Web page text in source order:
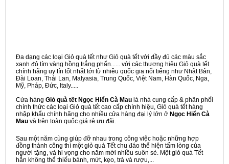
Đa dạng các loại Giỏ quà tết như Giỏ quà tết với đầy đủ các màu sắc
xanh đỏ tím vàng hồng trắng phấn...... với các thương hiệu Giỏ quà tết
chính hãng uy tín tốt nhất tới từ nhiều quốc gia nổi tiếng như Nhật Bản,
Đài Loan, Thái Lan, Malyasia, Trung Quốc, Việt Nam, Hàn Quốc, Nga,
Mỹ, Pháp, Đức, Italy.....
Cửa hàng Giỏ quà tết Ngọc Hiển Cà Mau là nhà cung cấp & phân phối
chính thức các loại Giỏ quà tết cao cấp chính hiệu, Giỏ quà tết hàng
nhập khẩu chính hãng cho nhiều cửa hàng đại lý lớn ở Ngọc Hiển Cà
Mau và trên toàn quốc giá rẻ ưu đãi.
Sau một năm cùng giúp đỡ nhau trong công việc hoặc những hợp
đồng thành công thì một giỏ quà Tết chu đáo thể hiện tấm lòng của
người tặng, và hi vọng cho năm mới nhiều suôn sẻ. Một giỏ quà Tết
hẳn không thể thiếu bánh, mứt, kẹo, trà và rượu,...